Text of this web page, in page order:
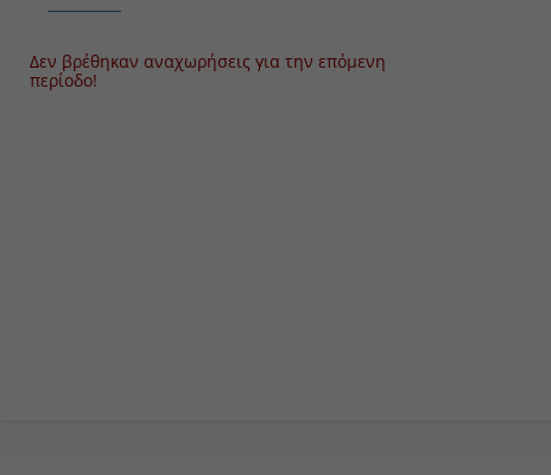
Δεν βρέθηκαν αναχωρήσεις για την επόμενη
περίοδο!